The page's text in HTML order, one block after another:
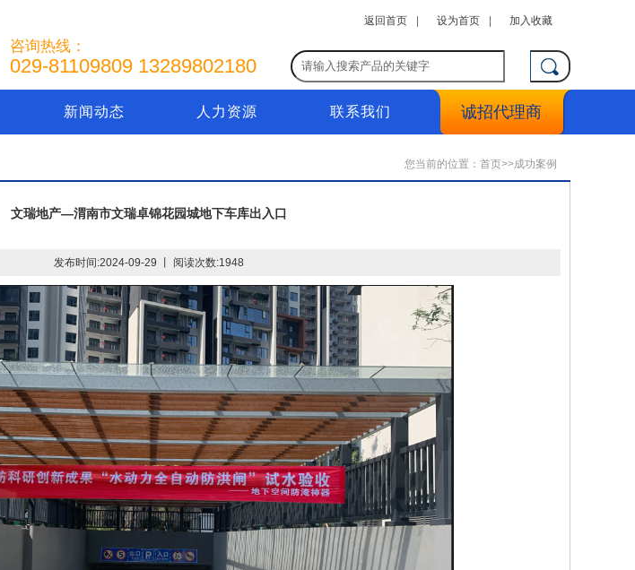
返回首页 设为首页 加入收藏
咨询热线：
029-81109809 13289802180
新闻动态 人力资源 联系我们 诚招代理商
您当前的位置： 首页>>成功案例
文瑞地产—渭南市文瑞卓锦花园城地下车库出入口
发布时间:2024-09-29 丨 阅读次数:1948